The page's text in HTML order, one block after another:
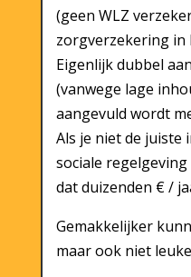
(geen WLZ
zorgverzekering in
Eigenlijk dubbel
(vanwege lage
aangevuld wordt
Als je niet de juiste
sociale
dat duizenden € /
Gemakkelijker
maar ook niet